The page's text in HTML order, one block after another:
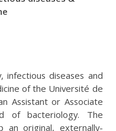
diseases and
of the Université de
Assistant or Associate
of bacteriology. The
an original, externally-